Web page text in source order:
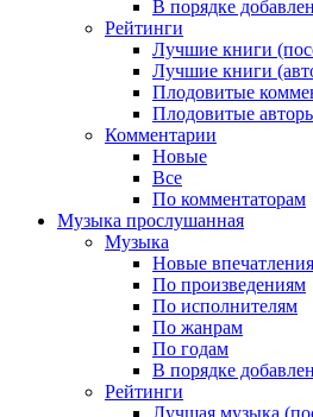
В порядке
Рейтинги
Лучшие книги
Лучшие книги
Плодовитые
Плодовитые
Комментарии
Новые
Все
По комментаторам
Музыка прослушанная
Музыка
Новые впечатления
По произведениям
По исполнителям
По жанрам
По годам
В порядке
Рейтинги
Лучшая музыка